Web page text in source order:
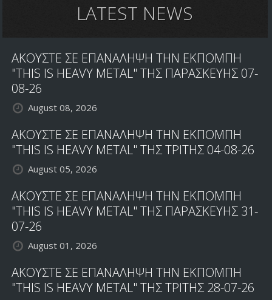
LATEST NEWS
ΑΚΟΥΣΤΕ ΣΕ ΕΠΑΝΑΛΗΨΗ ΤΗΝ ΕΚΠΟΜΠΗ
"THIS IS HEAVY METAL" ΤΗΣ ΠΑΡΑΣΚΕΥΗΣ 07-
08-26
August 08, 2026
ΑΚΟΥΣΤΕ ΣΕ ΕΠΑΝΑΛΗΨΗ ΤΗΝ ΕΚΠΟΜΠΗ
"THIS IS HEAVY METAL" ΤΗΣ ΤΡΙΤΗΣ 04-08-26
August 05, 2026
ΑΚΟΥΣΤΕ ΣΕ ΕΠΑΝΑΛΗΨΗ ΤΗΝ ΕΚΠΟΜΠΗ
"THIS IS HEAVY METAL" ΤΗΣ ΠΑΡΑΣΚΕΥΗΣ 31-
07-26
August 01, 2026
ΑΚΟΥΣΤΕ ΣΕ ΕΠΑΝΑΛΗΨΗ ΤΗΝ ΕΚΠΟΜΠΗ
"THIS IS HEAVY METAL" ΤΗΣ ΤΡΙΤΗΣ 28-07-26